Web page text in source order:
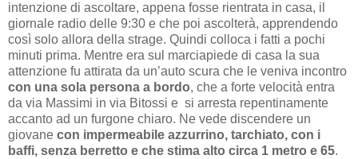
intenzione di ascoltare, appena fosse rientrata in casa, il
giornale radio delle 9:30 e che poi ascolterà, apprendendo
così solo allora della strage. Quindi colloca i fatti a pochi
minuti prima. Mentre era sul marciapiede di casa la sua
attenzione fu attirata da un’auto scura che le veniva incontro
con una sola persona a bordo, che a forte velocità entra
da via Massimi in via Bitossi e si arresta repentinamente
accanto ad un furgone chiaro. Ne vede discendere un
giovane con impermeabile azzurrino, tarchiato, con i
baffi, senza berretto e che stima alto circa 1 metro e 65.